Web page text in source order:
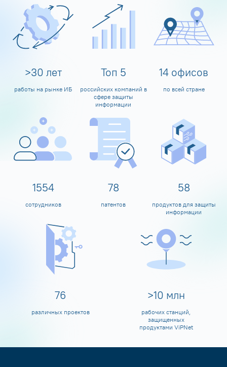
>30 лет
работы на рынке ИБ
Топ 5
российских компаний в
сфере защиты
информации
14 офисов
по всей стране
1600
сотрудников
80
патентов
60
продуктов для защиты
информации
80
различных проектов
>10 млн
рабочих станций,
защищенных
продуктами ViPNet